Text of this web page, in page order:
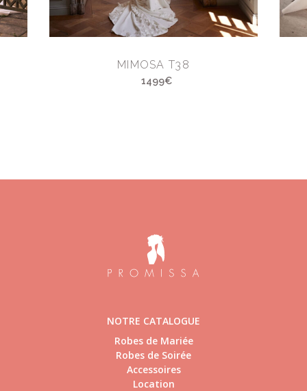
MIMOSA T38
1499€
NOTRE CATALOGUE
Robes de Mariée
Robes de Soirée
Accessoires
Location